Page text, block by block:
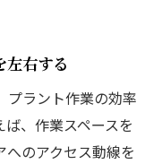
左右する
プラント作業の効率
、作業スペースを
のアクセス動線を